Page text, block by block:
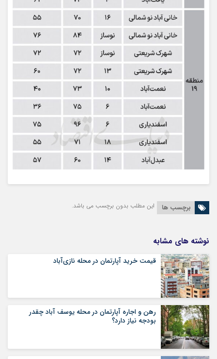
برچسب ها این مطلب بدون برچسب می باشد.
نوشته های مشابه
قیمت خرید آپارتمان در محله نازی‌آباد
رهن و اجاره آپارتمان در محله یوسف آباد چقدر
بودجه نیاز دارد؟